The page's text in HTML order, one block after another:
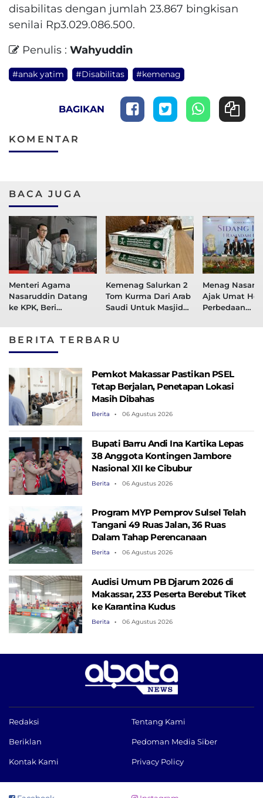
disabilitas dengan jumlah 23.867 bingkisan
senilai Rp3.029.086.500.
Penulis : Wahyuddin
#anak yatim #Disabilitas #kemenag
BAGIKAN
KOMENTAR
BACA JUGA
Menteri Agama
Nasaruddin Datang
ke KPK, Beri
Kemenag Salurkan 2
Tom Kurma Dari Arab
Saudi Untuk Masjid
Menag
Ajak Umat
Perbedaan
BERITA TERBARU
Pemkot Makassar Pastikan PSEL
Tetap Berjalan, Penetapan Lokasi
Masih Dibahas
Berita 06 Agustus 2026
Bupati Barru Andi Ina Kartika Lepas
38 Anggota Kontingen Jambore
Nasional XII ke Cibubur
Berita 06 Agustus 2026
Program MYP Pemprov Sulsel Telah
Tangani 49 Ruas Jalan, 36 Ruas
Dalam Tahap Perencanaan
Berita 06 Agustus 2026
Audisi Umum PB Djarum 2026 di
Makassar, 233 Peserta Berebut Tiket
ke Karantina Kudus
Berita 06 Agustus 2026
Redaksi Tentang Kami
Beriklan Pedoman Media Siber
Kontak Kami Privacy Policy